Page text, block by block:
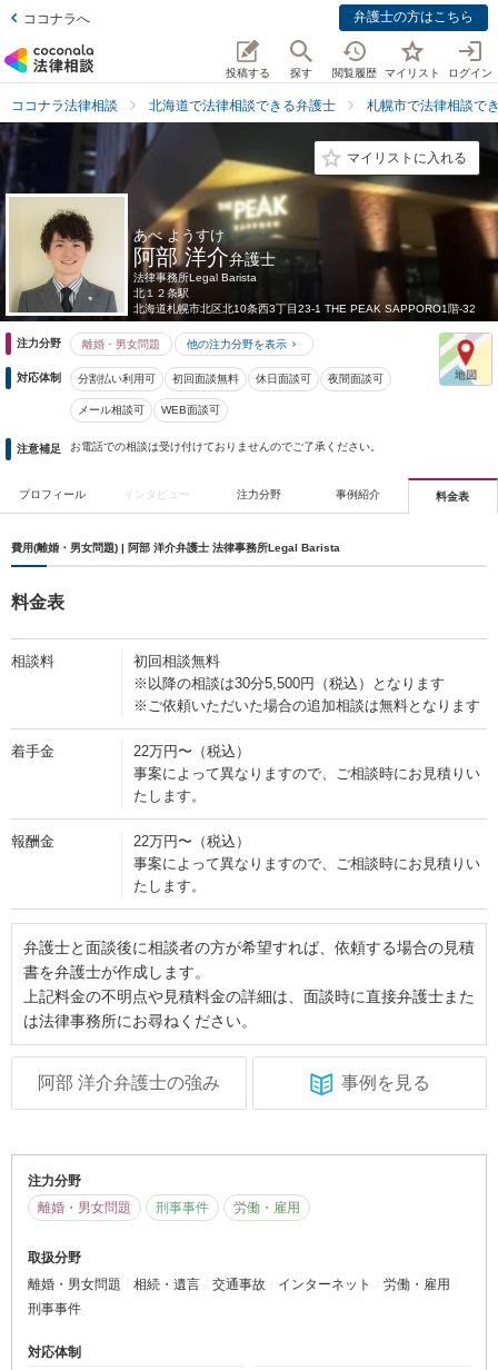
ココナラへ 弁護士の方はこちら
投稿する 探す 閲覧履歴 マイリスト ログイン
ココナラ法律相談 北海道で法律相談できる弁護士 札幌市で法律相談で
マイリストに入れる
あべ ようすけ
阿部 洋介弁護士
法律事務所Legal Barista
北１２条駅
北海道札幌市北区北10条西3丁目23-1 THE PEAK SAPPORO1階-32
注力分野 離婚・男女問題 他の注力分野を表示
対応体制 分割払い利用可 初回面談無料 休日面談可 夜間面談可
メール相談可 WEB面談可
注意補足 お電話での相談は受け付けておりませんのでご了承ください。
プロフィール インタビュー 注力分野 事例紹介 料金表
費用(離婚・男女問題) | 阿部 洋介弁護士 法律事務所Legal Barista
料金表
相談料
初回相談無料
※以降の相談は30分5,500円（税込）となります
※ご依頼いただいた場合の追加相談は無料となります
着手金
22万円〜（税込）
事案によって異なりますので、ご相談時にお見積りい
たします。
報酬金
22万円〜（税込）
事案によって異なりますので、ご相談時にお見積りい
たします。
弁護士と面談後に相談者の方が希望すれば、依頼する場合の見積
書を弁護士が作成します。
上記料金の不明点や見積料金の詳細は、面談時に直接弁護士また
は法律事務所にお尋ねください。
阿部 洋介弁護士の強み 事例を見る
注力分野
離婚・男女問題
刑事事件 労働・雇用
取扱分野
離婚・男女問題
相続・遺言 交通事故 インターネット
労働・雇用
刑事事件
対応体制